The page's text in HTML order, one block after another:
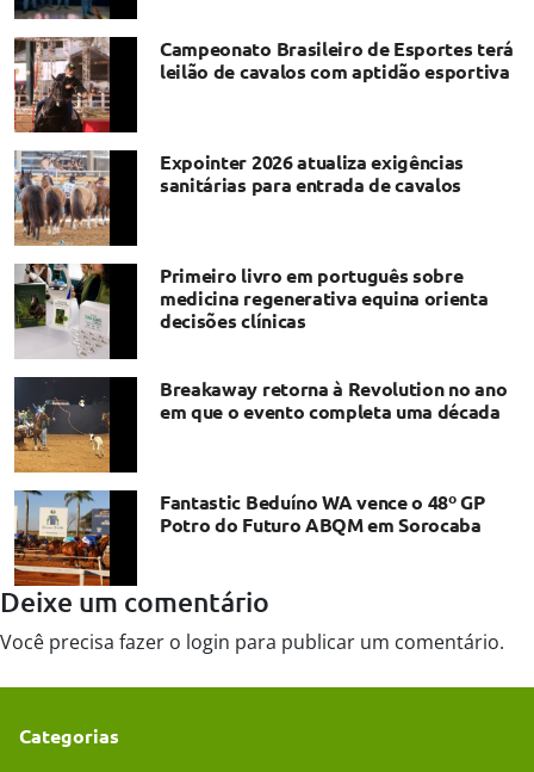
Campeonato Brasileiro de Esportes terá
leilão de cavalos com aptidão esportiva
Expointer 2026 atualiza exigências
sanitárias para entrada de cavalos
Primeiro livro em português sobre
medicina regenerativa equina orienta
decisões clínicas
Breakaway retorna à Revolution no ano
em que o evento completa uma década
Fantastic Beduíno WA vence o 48º GP
Potro do Futuro ABQM em Sorocaba
Deixe um comentário
Você precisa fazer o login para publicar um comentário.
Categorias